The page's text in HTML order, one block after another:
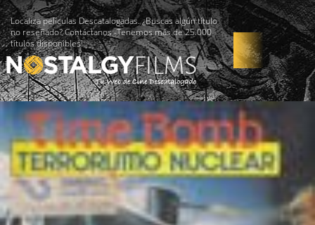
Localiza películas Descatalogadas. ¿Buscas algún título
no reseñado? Contáctanos -Tenemos más de 25.000
títulos disponibles!